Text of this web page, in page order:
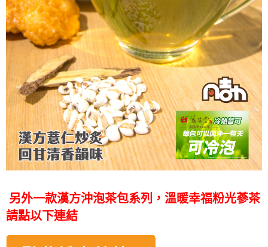
另外一款漢方沖泡茶包系列，溫暖幸福粉光蔘茶
請點以下連結